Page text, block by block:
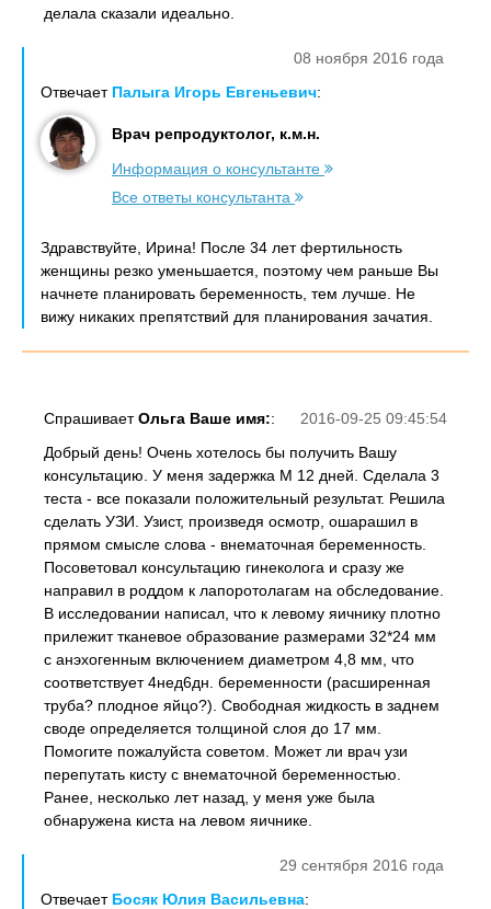
делала сказали идеально.
08 ноября 2016 года
Отвечает Палыга Игорь Евгеньевич:
Врач репродуктолог, к.м.н.
Информация о консультанте
Все ответы консультанта
Здравствуйте, Ирина! После 34 лет фертильность
женщины резко уменьшается, поэтому чем раньше Вы
начнете планировать беременность, тем лучше. Не
вижу никаких препятствий для планирования зачатия.
2016-09-25 09:45:54
СпрашиваетОльга Ваше имя::
Добрый день! Очень хотелось бы получить Вашу
консультацию. У меня задержка М 12 дней. Сделала 3
теста - все показали положительный результат. Решила
сделать УЗИ. Узист, произведя осмотр, ошарашил в
прямом смысле слова - внематочная беременность.
Посоветовал консультацию гинеколога и сразу же
направил в роддом к лапоротолагам на обследование.
В исследовании написал, что к левому яичнику плотно
прилежит тканевое образование размерами 32*24 мм
с анэхогенным включением диаметром 4,8 мм, что
соответствует 4нед6дн. беременности (расширенная
труба? плодное яйцо?). Свободная жидкость в заднем
своде определяется толщиной слоя до 17 мм.
Помогите пожалуйста советом. Может ли врач узи
перепутать кисту с внематочной беременностью.
Ранее, несколько лет назад, у меня уже была
обнаружена киста на левом яичнике.
29 сентября 2016 года
Отвечает Босяк Юлия Васильевна: